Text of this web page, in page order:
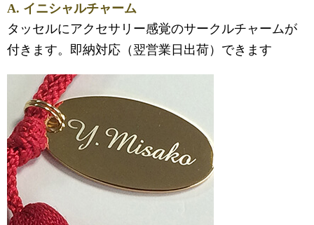
A. イニシャルチャーム
タッセルにアクセサリー感覚のサークルチャームが
付きます。即納対応（翌営業日出荷）できます